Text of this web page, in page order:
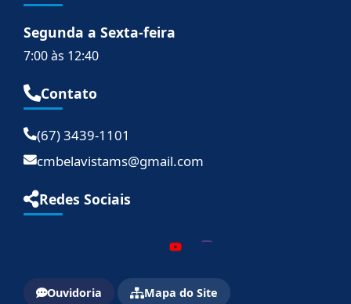
Segunda a Sexta-feira
7:00 às 12:40
Contato
(67) 3439-1101
cmbelavistams@gmail.com
Redes Sociais
Ouvidoria Mapa do Site